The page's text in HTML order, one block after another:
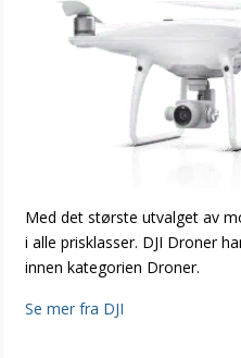
Med det største utvalget av
i alle prisklasser. DJI Droner
innen kategorien Droner.
Se mer fra DJI